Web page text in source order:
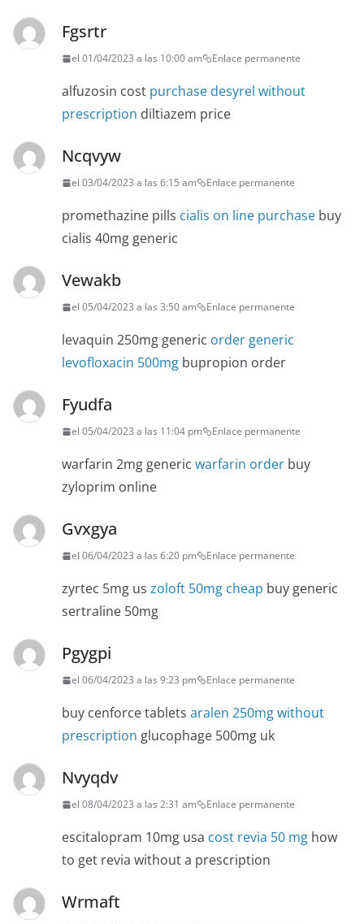
Fgsrtr
el 01/04/2023 a las 10:00 am Enlace permanente
alfuzosin cost purchase desyrel without
prescription diltiazem price
Ncqvyw
el 03/04/2023 a las 6:15 am Enlace permanente
promethazine pills cialis on line purchase buy
cialis 40mg generic
Vewakb
el 05/04/2023 a las 3:50 am Enlace permanente
levaquin 250mg generic order generic
levofloxacin 500mg bupropion order
Fyudfa
el 05/04/2023 a las 11:04 pm Enlace permanente
warfarin 2mg generic warfarin order buy
zyloprim online
Gvxgya
el 06/04/2023 a las 6:20 pm Enlace permanente
zyrtec 5mg us zoloft 50mg cheap buy generic
sertraline 50mg
Pgygpi
el 06/04/2023 a las 9:23 pm Enlace permanente
buy cenforce tablets aralen 250mg without
prescription glucophage 500mg uk
Nvyqdv
el 08/04/2023 a las 2:31 am Enlace permanente
escitalopram 10mg usa cost revia 50 mg how
to get revia without a prescription
Wrmaft